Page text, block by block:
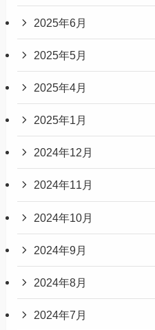
2025年6月
2025年5月
2025年4月
2025年1月
2024年12月
2024年11月
2024年10月
2024年9月
2024年8月
2024年7月